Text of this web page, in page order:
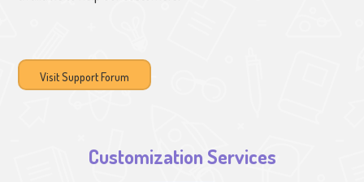
Visit Support Forum
Customization Services